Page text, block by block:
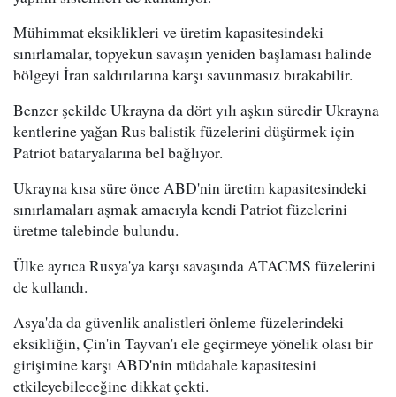
Mühimmat eksiklikleri ve üretim kapasitesindeki
sınırlamalar, topyekun savaşın yeniden başlaması halinde
bölgeyi İran saldırılarına karşı savunmasız bırakabilir.
Benzer şekilde Ukrayna da dört yılı aşkın süredir Ukrayna
kentlerine yağan Rus balistik füzelerini düşürmek için
Patriot bataryalarına bel bağlıyor.
Ukrayna kısa süre önce ABD'nin üretim kapasitesindeki
sınırlamaları aşmak amacıyla kendi Patriot füzelerini
üretme talebinde bulundu.
Ülke ayrıca Rusya'ya karşı savaşında ATACMS füzelerini
de kullandı.
Asya'da da güvenlik analistleri önleme füzelerindeki
eksikliğin, Çin'in Tayvan'ı ele geçirmeye yönelik olası bir
girişimine karşı ABD'nin müdahale kapasitesini
etkileyebileceğine dikkat çekti.